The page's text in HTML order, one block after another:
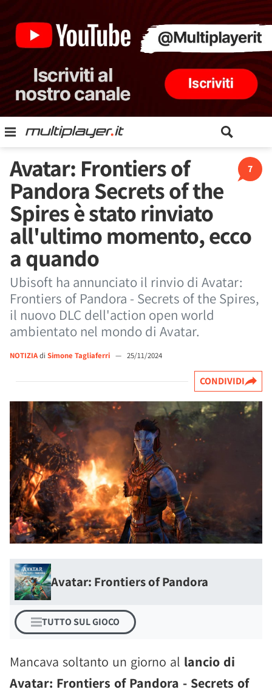
7
Avatar: Frontiers of
Pandora Secrets of the
Spires è stato rinviato
all'ultimo momento, ecco
a quando
Ubisoft ha annunciato il rinvio di Avatar:
Frontiers of Pandora - Secrets of the Spires,
il nuovo DLC dell'action open world
ambientato nel mondo di Avatar.
NOTIZIAdi Simone Tagliaferri — 25/11/2024
CONDIVIDI
Avatar: Frontiers of Pandora
TUTTO SUL GIOCO
Mancava soltanto un giorno al lancio di
Avatar: Frontiers of Pandora - Secrets of